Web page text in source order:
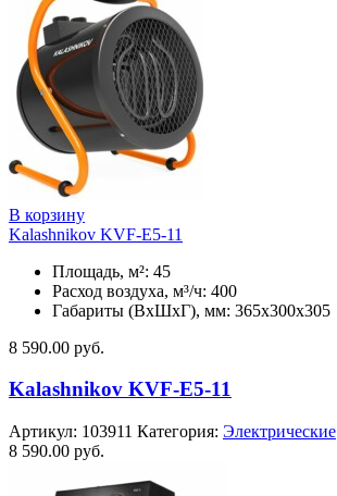
В корзину
Kalashnikov KVF-E5-11
Площадь, м²: 45
Расход воздуха, м³/ч: 400
Габариты (ВхШхГ), мм: 365x300x305
8 590.00 руб.
Kalashnikov KVF-E5-11
Артикул: 103911 Категория: Электрические
8 590.00 руб.